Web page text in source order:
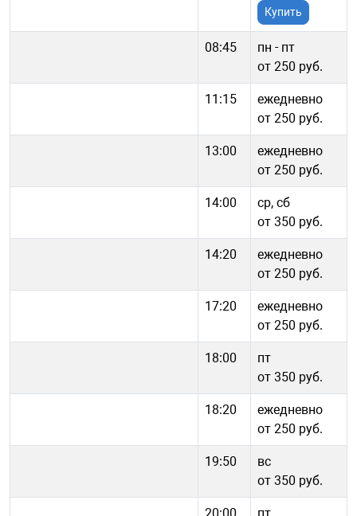
Купить
08:45
пн - пт
от 250 руб.
11:15
ежедневно
от 250 руб.
13:00
ежедневно
от 250 руб.
14:00
ср, сб
от 350 руб.
14:20
ежедневно
от 250 руб.
17:20
ежедневно
от 250 руб.
18:00
пт
от 350 руб.
18:20
ежедневно
от 250 руб.
19:50
вс
от 350 руб.